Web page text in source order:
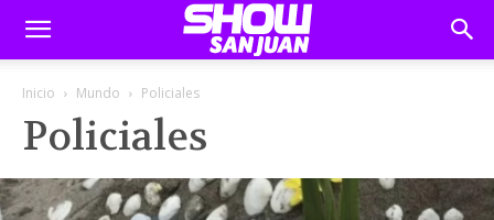
Inicio Mundo Policiales
Policiales